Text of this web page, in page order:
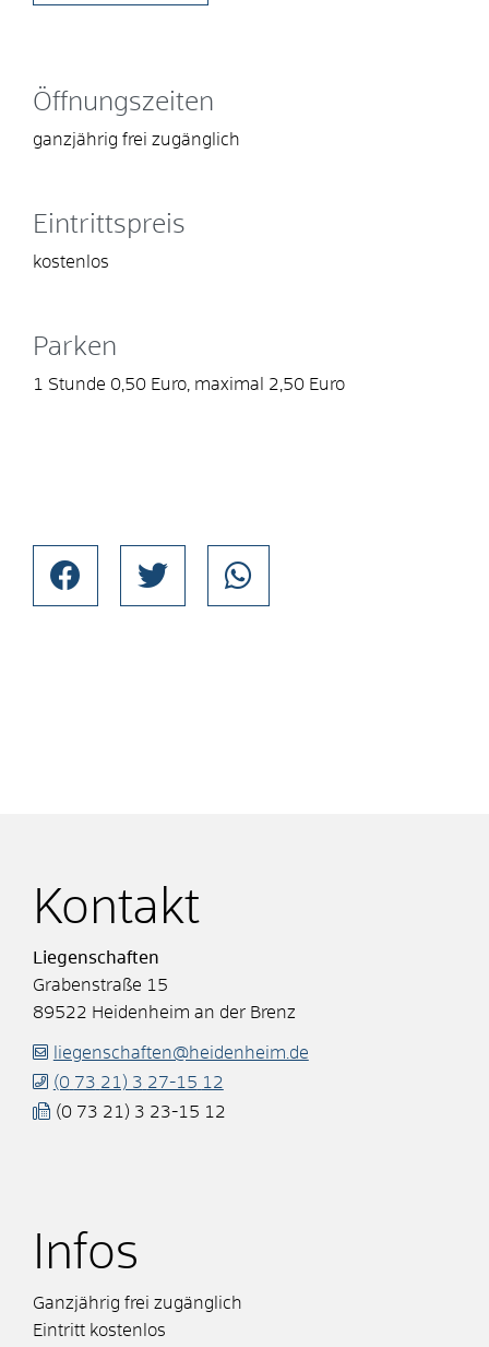
Öffnungszeiten
ganzjährig frei zugänglich
Eintrittspreis
kostenlos
Parken
1 Stunde 0,50 Euro, maximal 2,50 Euro
Kontakt
Liegenschaften
Grabenstraße 15
89522 Heidenheim an der Brenz
liegenschaften@heidenheim.de
(0 73 21) 3 27-15 12
(0 73 21) 3 23-15 12
Infos
Ganzjährig frei zugänglich
Eintritt kostenlos